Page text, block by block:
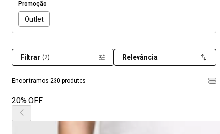
Promoção
Outlet
Encontramos 230 produtos
Filtrar (2) Relevância
20% OFF